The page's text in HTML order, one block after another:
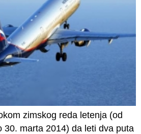
zimskog reda letenja (od
30. marta 2014) da leti dva puta